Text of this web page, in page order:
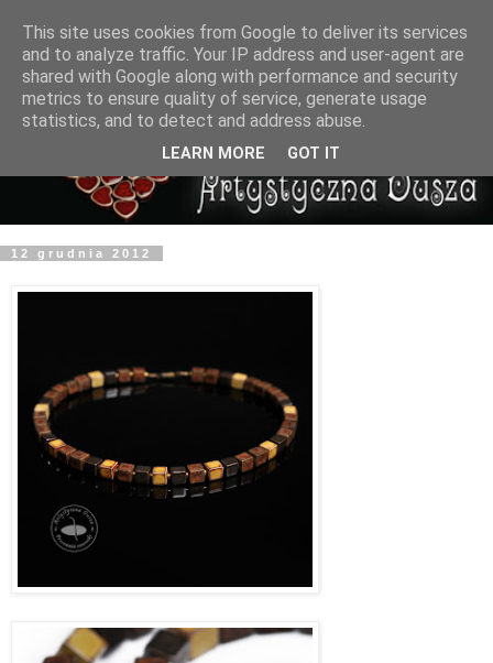
12 grudnia 2012
This site uses cookies from Google to deliver its services
and to analyze traffic. Your IP address and user-agent are
shared with Google along with performance and security
metrics to ensure quality of service, generate usage
statistics, and to detect and address abuse.
LEARN MORE GOT IT